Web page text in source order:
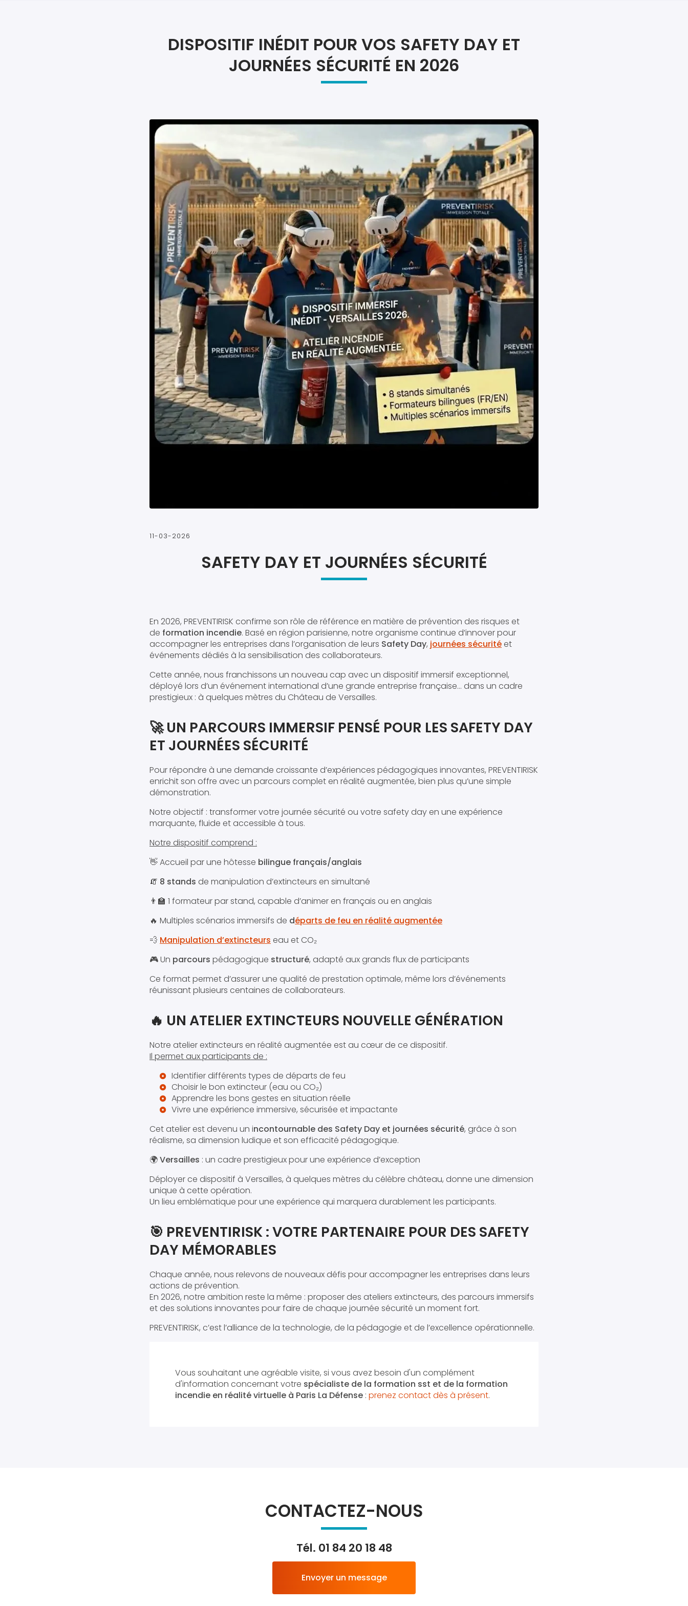
DISPOSITIF INÉDIT POUR VOS SAFETY DAY ET
JOURNÉES SÉCURITÉ EN 2026
11-03-2026
SAFETY DAY ET JOURNÉES SÉCURITÉ
En 2026, PREVENTIRISK confirme son rôle de référence en matière de prévention des risques et
de formation incendie. Basé en région parisienne, notre organisme continue d’innover pour
accompagner les entreprises dans l’organisation de leurs Safety Day, journées sécuritéet
événements dédiés à la sensibilisation des collaborateurs.
Cette année, nous franchissons un nouveau cap avec un dispositif immersif exceptionnel,
déployé lors d’un événement international d’une grande entreprise française… dans un cadre
prestigieux : à quelques mètres du Château de Versailles.
🚀 UN PARCOURS IMMERSIF PENSÉ POUR LES SAFETY DAY
ET JOURNÉES SÉCURITÉ
Pour répondre à une demande croissante d’expériences pédagogiques innovantes, PREVENTIRISK
enrichit son offre avec un parcours complet en réalité augmentée, bien plus qu’une simple
démonstration.
Notre objectif : transformer votre journée sécurité ou votre safety day en une expérience
marquante, fluide et accessible à tous.
Notre dispositif comprend :
👋 Accueil par une hôtesse bilingue français/anglais
🧯 8 stands de manipulation d’extincteurs en simultané
👨‍🏫 1 formateur par stand, capable d’animer en français ou en anglais
🔥 Multiples scénarios immersifs de départs de feu en réalité augmentée
💨 Manipulation d’extincteurs eau et CO₂
🎮 Un parcours pédagogique structuré, adapté aux grands flux de participants
Ce format permet d’assurer une qualité de prestation optimale, même lors d’événements
réunissant plusieurs centaines de collaborateurs.
🔥 UN ATELIER EXTINCTEURS NOUVELLE GÉNÉRATION
Notre atelier extincteurs en réalité augmentée est au cœur de ce dispositif.
Il permet aux participants de :
Identifier différents types de départs de feu
Choisir le bon extincteur (eau ou CO₂)
Apprendre les bons gestes en situation réelle
Vivre une expérience immersive, sécurisée et impactante
Cet atelier est devenu un incontournable des Safety Day et journées sécurité, grâce à son
réalisme, sa dimension ludique et son efficacité pédagogique.
🌍Versailles : un cadre prestigieux pour une expérience d’exception
Déployer ce dispositif à Versailles, à quelques mètres du célèbre château, donne une dimension
unique à cette opération.
Un lieu emblématique pour une expérience qui marquera durablement les participants.
🎯 PREVENTIRISK : VOTRE PARTENAIRE POUR DES SAFETY
DAY MÉMORABLES
Chaque année, nous relevons de nouveaux défis pour accompagner les entreprises dans leurs
actions de prévention.
En 2026, notre ambition reste la même : proposer des ateliers extincteurs, des parcours immersifs
et des solutions innovantes pour faire de chaque journée sécurité un moment fort.
PREVENTIRISK, c’est l’alliance de la technologie, de la pédagogie et de l’excellence opérationnelle.
Vous souhaitant une agréable visite, si vous avez besoin d'un complément
d'information concernant votre spécialiste de la formation sst et de la formation
incendie en réalité virtuelle à Paris La Défense : prenez contact dès à présent.
CONTACTEZ-NOUS
Tél. 01 84 20 18 48
Envoyer un message